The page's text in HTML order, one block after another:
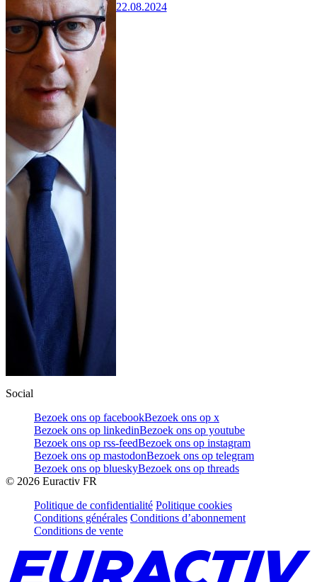
22.08.2024
Social
Bezoek ons op facebookBezoek ons op x
Bezoek ons op linkedinBezoek ons op youtube
Bezoek ons op rss-feedBezoek ons op instagram
Bezoek ons op mastodonBezoek ons op telegram
Bezoek ons op blueskyBezoek ons op threads
© 2026 Euractiv FR
Politique de confidentialité Politique cookies
Conditions générales Conditions d’abonnement
Conditions de vente